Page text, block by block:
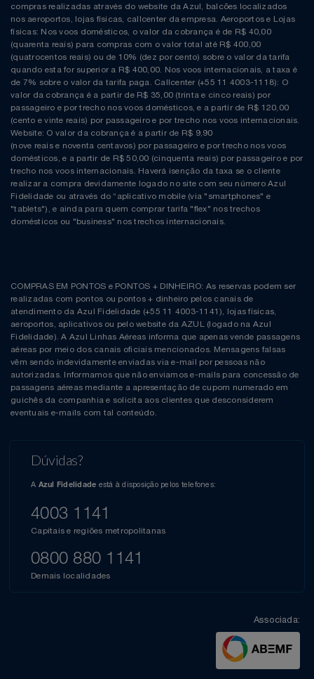
compras realizadas através do website da Azul, balcões localizados
nos aeroportos, lojas físicas, callcenter da empresa. Aeroportos e Lojas
físicas: Nos voos domésticos, o valor da cobrança é de R$ 40,00
(quarenta reais) para compras com o valor total até R$ 400,00
(quatrocentos reais) ou de 10% (dez por cento) sobre o valor da tarifa
quando esta for superior a R$ 400,00. Nos voos internacionais, a taxa é
de 7% sobre o valor da tarifa paga. Callcenter (+55 11 4003-1118): O
valor da cobrança é a partir de R$ 35,00 (trinta e cinco reais) por
passageiro e por trecho nos voos domésticos, e a partir de R$ 120,00
(cento e vinte reais) por passageiro e por trecho nos voos internacionais.
Website: O valor da cobrança é a partir de R$ 9,90
(nove reais e noventa centavos) por passageiro e por trecho nos voos
domésticos, e a partir de R$ 50,00 (cinquenta reais) por passageiro e por
trecho nos voos internacionais. Haverá isenção da taxa se o cliente
realizar a compra devidamente logado no site com seu número Azul
Fidelidade ou através do “aplicativo mobile (via "smartphones" e
"tablets"), e ainda para quem comprar tarifa "flex" nos trechos
domésticos ou "business" nos trechos internacionais.
COMPRAS EM PONTOS e PONTOS + DINHEIRO: As reservas podem ser
realizadas com pontos ou pontos + dinheiro pelos canais de
atendimento da Azul Fidelidade (+55 11 4003-1141), lojas físicas,
aeroportos, aplicativos ou pelo website da AZUL (logado na Azul
Fidelidade). A Azul Linhas Aéreas informa que apenas vende passagens
aéreas por meio dos canais oficiais mencionados. Mensagens falsas
vêm sendo indevidamente enviadas via e-mail por pessoas não
autorizadas. Informamos que não enviamos e-mails para concessão de
passagens aéreas mediante a apresentação de cupom numerado em
guichês da companhia e solicita aos clientes que desconsiderem
eventuais e-mails com tal conteúdo.
Dúvidas?
A Azul Fidelidade está à disposição pelos telefones:
4003 1141
Capitais e regiões metropolitanas
0800 880 1141
Demais localidades
Associada: